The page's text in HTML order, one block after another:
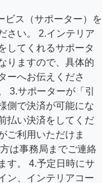
ビス（サポーター）を
さい。 2.インテリア
してくれるサポータ
りますので、具体的
ーへお伝えくださ
3.サポーターが「引
側で決済が可能にな
払い決済をしてくだ
ご利用いただけま
は事務局までご連絡
す。 4.予定日時にサ
ン、インテリアコー